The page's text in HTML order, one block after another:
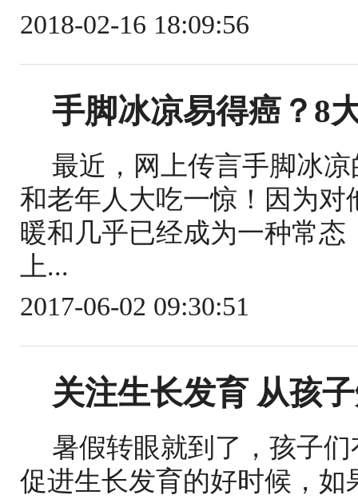
2018-02-16 18:09:56
手脚冰凉易得癌？8
最近，网上传言手脚冰
和老年人大吃一惊！因为
暖和几乎已经成为一种常
上...
2017-06-02 09:30:51
关注生长发育 从孩
暑假转眼就到了，孩子
促进生长发育的好时候，